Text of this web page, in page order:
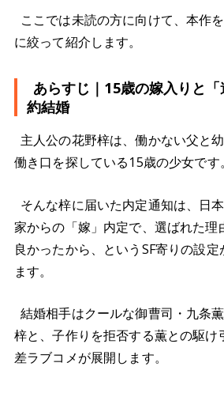
ここでは未読の方に向けて、本作
に絞って紹介します。
あらすじ｜15歳の嫁入りと
約結婚
主人公の花野梓は、働かない父と
働き口を探している15歳の少女です。
そんな梓に届いた内定通知は、日
家からの「嫁」内定で、選ばれた理
良かったから、というSF寄りの設定
ます。
結婚相手はクールな御曹司・九条
梓と、子作りを拒否する薫との駆け
差ラブコメが展開します。